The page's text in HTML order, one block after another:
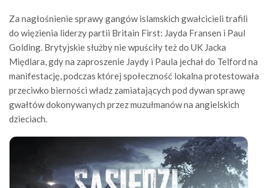
Za nagłośnienie sprawy gangów islamskich gwałcicieli trafili
do więzienia liderzy partii Britain First: Jayda Fransen i Paul
Golding. Brytyjskie służby nie wpuściły też do UK Jacka
Międlara, gdy na zaproszenie Jaydy i Paula jechał do Telford na
manifestację, podczas której społeczność lokalna protestowała
przeciwko bierności władz zamiatających pod dywan sprawę
gwałtów dokonywanych przez muzułmanów na angielskich
dzieciach.